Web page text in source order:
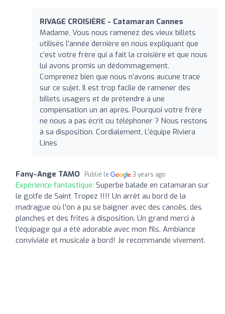
RIVAGE CROISIÈRE - Catamaran Cannes
Madame, Vous nous ramenez des vieux billets
utilisés l’année dernière en nous expliquant que
c’est votre frère qui a fait la croisière et que nous
lui avons promis un dédommagement.
Comprenez bien que nous n’avons aucune trace
sur ce sujet. Il est trop facile de ramener des
billets usagers et de prétendre à une
compensation un an après. Pourquoi votre frère
ne nous a pas écrit ou téléphoner ? Nous restons
à sa disposition. Cordialement, L’équipe Riviera
Lines
Fany-Ange TAMO Publié le 3 years ago
Expérience fantastique: Superbe balade en catamaran sur
le golfe de Saint Tropez !!!! Un arrêt au bord de la
madrague où l'on a pu se baigner avec des canoës, des
planches et des frites à disposition. Un grand merci à
l'équipage qui a été adorable avec mon fils. Ambiance
conviviale et musicale à bord! Je recommande vivement.